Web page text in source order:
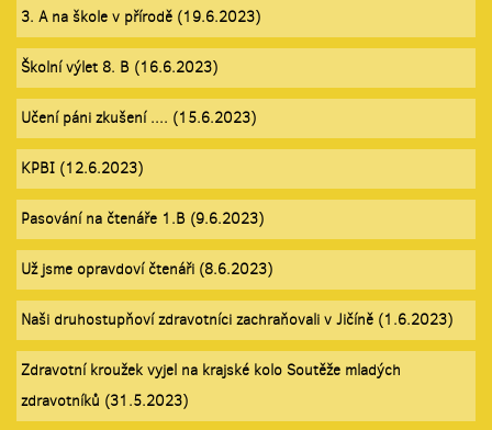
3. A na škole v přírodě (19.6.2023)
Školní výlet 8. B (16.6.2023)
Učení páni zkušení .... (15.6.2023)
KPBI (12.6.2023)
Pasování na čtenáře 1.B (9.6.2023)
Už jsme opravdoví čtenáři (8.6.2023)
Naši druhostupňoví zdravotníci zachraňovali v Jičíně (1.6.2023)
Zdravotní kroužek vyjel na krajské kolo Soutěže mladých
zdravotníků (31.5.2023)